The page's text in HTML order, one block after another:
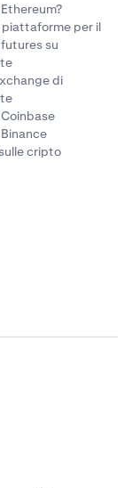
piattaforme per il
su
di
cripto